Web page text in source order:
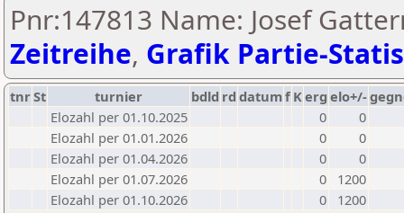
Pnr:147813 Name: Josef
Zeitreihe, Grafik Partie-
tnrSt turnier bdld rd datumf Kerg elo+/-
Elozahl per 01.10.2025
0
0
Elozahl per 01.01.2026
0
0
Elozahl per 01.04.2026
0
0
Elozahl per 01.07.2026
0
1200
Elozahl per 01.10.2026
0 1200